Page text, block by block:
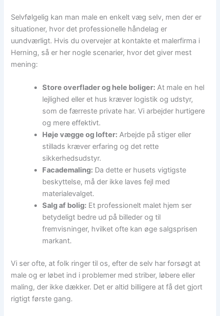
Selvfølgelig kan man male en enkelt væg selv, men der er
situationer, hvor det professionelle håndelag er
uundværligt. Hvis du overvejer at kontakte et malerfirma i
Herning, så er her nogle scenarier, hvor det giver mest
mening:
Store overflader og hele boliger: At male en hel
lejlighed eller et hus kræver logistik og udstyr,
som de færreste private har. Vi arbejder hurtigere
og mere effektivt.
Høje vægge og lofter: Arbejde på stiger eller
stillads kræver erfaring og det rette
sikkerhedsudstyr.
Facademaling: Da dette er husets vigtigste
beskyttelse, må der ikke laves fejl med
materialevalget.
Salg af bolig: Et professionelt malet hjem ser
betydeligt bedre ud på billeder og til
fremvisninger, hvilket ofte kan øge salgsprisen
markant.
Vi ser ofte, at folk ringer til os, efter de selv har forsøgt at
male og er løbet ind i problemer med striber, løbere eller
maling, der ikke dækker. Det er altid billigere at få det gjort
rigtigt første gang.